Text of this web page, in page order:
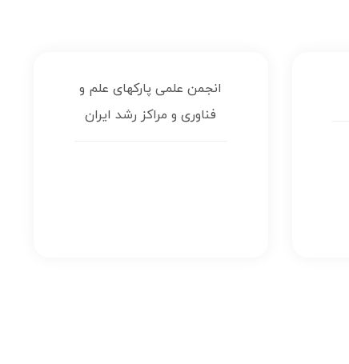
انجمن علمی پارکهای علم و
فناوری و مراکز رشد ایران